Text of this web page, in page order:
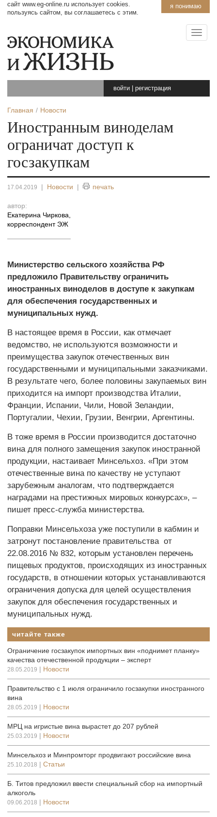
я понимаю
сайт www.eg-online.ru использует cookies.
пользуясь сайтом, вы соглашаетесь с этим.
войти регистрация
Главная Новости
Иностранным виноделам
ограничат доступ к
госзакупкам
17.04.2019 | Новости | печать
автор:
Екатерина Чиркова
корреспондент ЭЖ
Министерство сельского хозяйства РФ
предложило Правительству ограничить
иностранных виноделов в доступе к закупкам
для обеспечения государственных и
муниципальных нужд.
В настоящее время в России, как отмечает
ведомство, не используются возможности и
преимущества закупок отечественных вин
государственными и муниципальными заказчиками.
В результате чего, более половины закупаемых вин
приходится на импорт производства Италии,
Франции, Испании, Чили, Новой Зеландии,
Португалии, Чехии, Грузии, Венгрии, Аргентины.
В тоже время в России производится достаточно
вина для полного замещения закупок иностранной
продукции, настаивает Минсельхоз. «При этом
отечественные вина по качеству не уступают
зарубежным аналогам, что подтверждается
наградами на престижных мировых конкурсах», –
пишет пресс-служба министерства.
Поправки Минсельхоза уже поступили в кабмин и
затронут постановление правительства от
22.08.2016 № 832, которым установлен перечень
пищевых продуктов, происходящих из иностранных
государств, в отношении которых устанавливаются
ограничения допуска для целей осуществления
закупок для обеспечения государственных и
муниципальных нужд.
читайте также
Ограничение госзакупок импортных вин «поднимет планку»
качества отечественной продукции – эксперт
28.05.2019 | Новости
Правительство c 1 июля ограничило госзакупки иностранного
вина
28.05.2019 | Новости
МРЦ на игристые вина вырастет до 207 рублей
25.03.2019 | Новости
Минсельхоз и Минпромторг продвигают российские вина
25.10.2018 | Статьи
Б. Титов предложил ввести специальный сбор на импортный
алкоголь
09.06.2018 | Новости